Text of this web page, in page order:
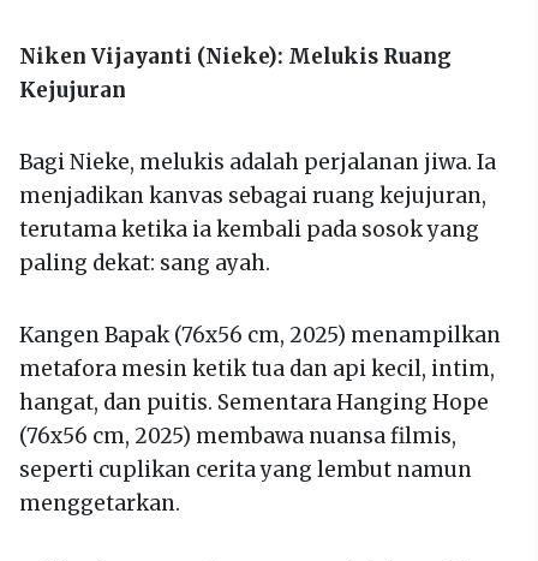
Niken Vijayanti (Nieke): Melukis Ruang
Kejujuran
Bagi Nieke, melukis adalah perjalanan jiwa. Ia
menjadikan kanvas sebagai ruang kejujuran,
terutama ketika ia kembali pada sosok yang
paling dekat: sang ayah.
Kangen Bapak (76x56 cm, 2025) menampilkan
metafora mesin ketik tua dan api kecil, intim,
hangat, dan puitis. Sementara Hanging Hope
(76x56 cm, 2025) membawa nuansa filmis,
seperti cuplikan cerita yang lembut namun
menggetarkan.